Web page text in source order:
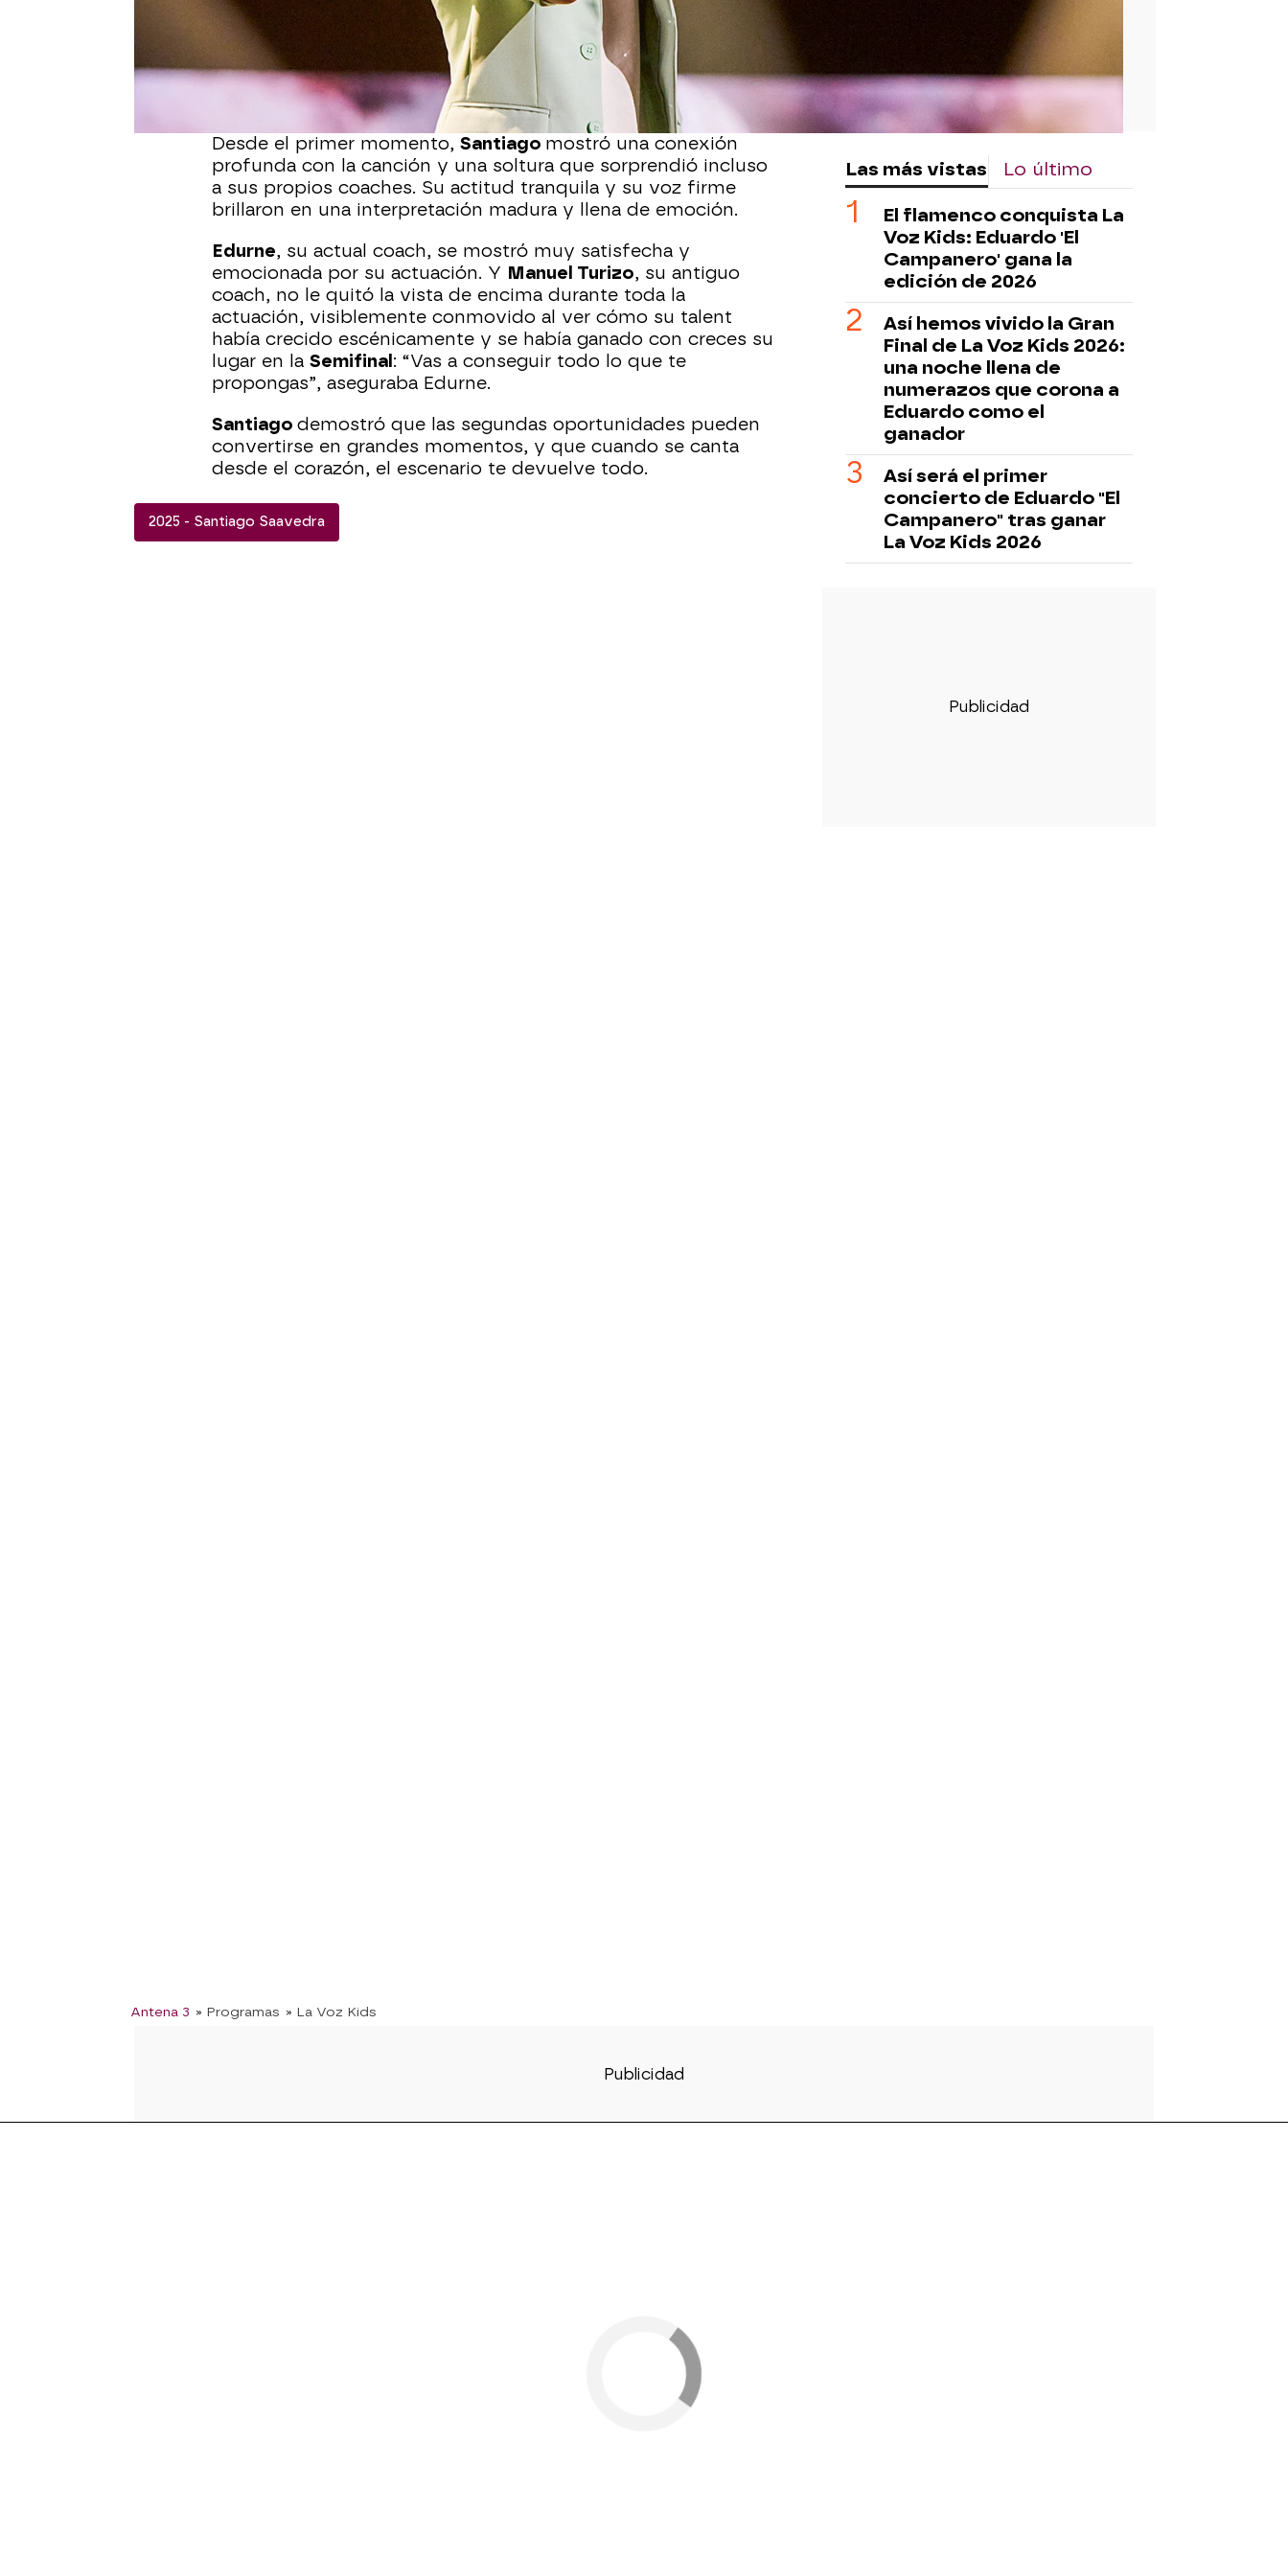
talent de tan solo 11 años, que llegó al equipo deEdurne
ser robado a
Manuel Turizo , se ha subido al escenario de la
Semifinal de La Voz Kids
con fuerza y seguridad para
interpretar‘Ya me enteré’ de Reik
… y ha dejado al plató sin
Desde el primer momento, Santiago mostró una conexión
profunda con la canción y una soltura que sorprendió incluso
a sus propios coaches. Su actitud tranquila y su voz firme
brillaron en una interpretación madura y llena de emoción.
Edurne, su actual coach, se mostró muy satisfecha y
emocionada por su actuación. Y Manuel Turizo, su antiguo
coach, no le quitó la vista de encima durante toda la
actuación, visiblemente conmovido al ver cómo su talent
había crecido escénicamente y se había ganado con creces su
lugar en la Semifinal : “Vas a conseguir todo lo que te
propongas”, aseguraba Edurne.
Santiago demostró que las segundas oportunidades pueden
convertirse en grandes momentos, y que cuando se canta
desde el corazón, el escenario te devuelve todo.
2025 - Santiago Saavedra
Antena 3 » Programas » La Voz Kids
Las más vistas Lo último
El flamenco conquista La
Voz Kids: Eduardo 'El
Campanero' gana la
edición de 2026
Así hemos vivido la Gran
Final de La Voz Kids 2026:
una noche llena de
numerazos que corona a
Eduardo como el
ganador
Así será el primer
concierto de Eduardo "El
Campanero" tras ganar
La Voz Kids 2026